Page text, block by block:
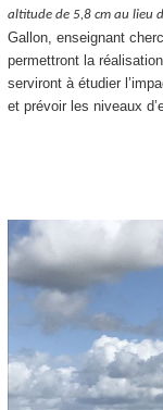
altitude de 5,8 cm au lieu
Gallon, enseignant
permettront la
serviront à étudier
et prévoir les niveaux